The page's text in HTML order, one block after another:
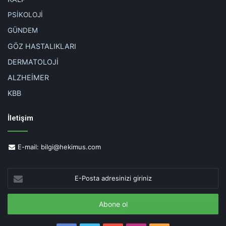
PSİKOLOJİ
GÜNDEM
GÖZ HASTALIKLARI
DERMATOLOJİ
ALZHEİMER
KBB
İletişim
E-mail: bilgi@hekimus.com
Posta
adresinizi